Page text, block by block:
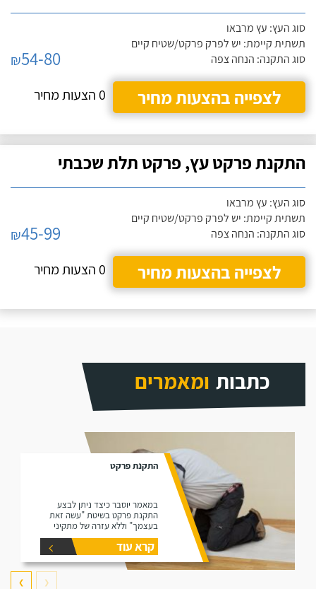
סוג העץ: עץ מרבאו
תשתית קיימת: יש לפרק פרקט/שטיח קיים
סוג התקנה: הנחה צפה
₪54-80
לצפייה בהצעות מחיר
0 הצעות מחיר
התקנת פרקט עץ, פרקט תלת שכבתי
סוג העץ: עץ מרבאו
תשתית קיימת: יש לפרק פרקט/שטיח קיים
סוג התקנה: הנחה צפה
₪45-99
לצפייה בהצעות מחיר
0 הצעות מחיר
כתבות ומאמרים
התקנת פרקט
במאמר יוסבר כיצד ניתן לבצע
התקנת פרקט בשיטת "עשה זאת
בעצמך" וללא עזרה של מתקיני
פרקטים.
קרא עוד
❮
❯